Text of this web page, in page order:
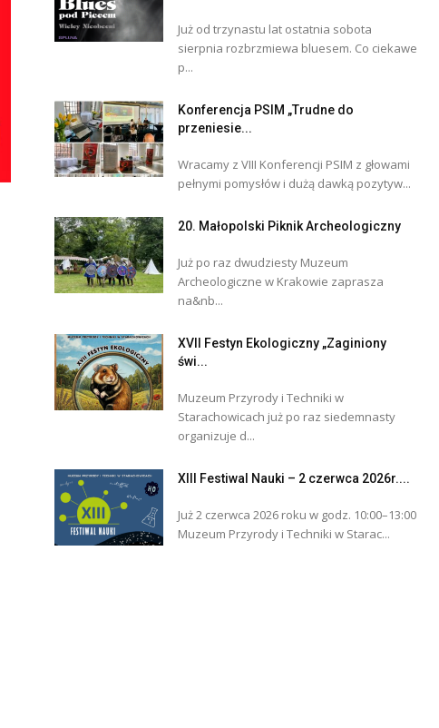
Już od trzynastu lat ostatnia sobota
sierpnia rozbrzmiewa bluesem. Co ciekawe
p...
Konferencja PSIM „Trudne do
przeniesie...
Wracamy z VIII Konferencji PSIM z głowami
pełnymi pomysłów i dużą dawką pozytyw...
20. Małopolski Piknik Archeologiczny
Już po raz dwudziesty Muzeum
Archeologiczne w Krakowie zaprasza
na&nb...
XVII Festyn Ekologiczny „Zaginiony
świ...
Muzeum Przyrody i Techniki w
Starachowicach już po raz siedemnasty
organizuje d...
XIII Festiwal Nauki – 2 czerwca 2026r....
Już 2 czerwca 2026 roku w godz. 10:00–13:00
Muzeum Przyrody i Techniki w Starac...